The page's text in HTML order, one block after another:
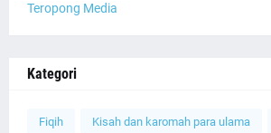
Teropong Media
Kategori
Fiqih Kisah dan karomah para ulama